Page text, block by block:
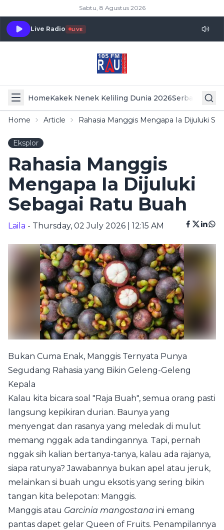
Sabtu, 8 Agustus 2026
Live Radio LIVE
HomeKakek Nenek Keliling Dunia 2026Serba Serbi
Home Article Rahasia Manggis Mengapa Ia Dijuluki
Eksplor
Rahasia Manggis
Mengapa Ia Dijuluki
Sebagai Ratu Buah
Laila - Thursday, 02 July 2026 | 12:15 AM
Bukan Cuma Enak, Manggis Ternyata Punya
Segudang Rahasia yang Bikin Geleng-Geleng
Kepala
Kalau kita bicara soal "Raja Buah", semua orang pasti
langsung kepikiran durian. Baunya yang
menyengat dan rasanya yang meledak di mulut
memang nggak ada tandingannya. Tapi, pernah
nggak sih kalian bertanya-tanya, kalau ada rajanya,
siapa ratunya? Jawabannya bukan apel atau jeruk,
melainkan si buah ungu eksotis yang sering bikin
tangan kita belepotan: Manggis.
Manggis atau Garcinia mangostana ini emang
pantas dapet gelar Queen of Fruits. Penampilannya